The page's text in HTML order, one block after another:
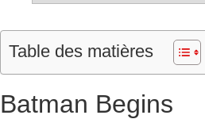
Table des matières
Batman Begins